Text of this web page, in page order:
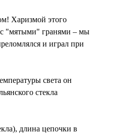
Харизмой этого
с "мятыми" гранями – мы
и играл при
света он
стекла
длина цепочки в